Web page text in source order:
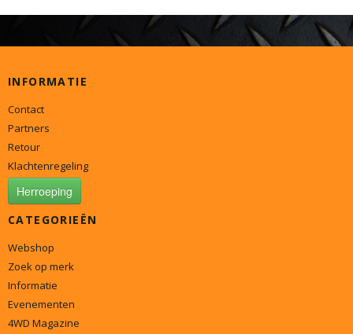
INFORMATIE
Contact
Partners
Retour
Klachtenregeling
Herroeping
CATEGORIEËN
Webshop
Zoek op merk
Informatie
Evenementen
4WD Magazine